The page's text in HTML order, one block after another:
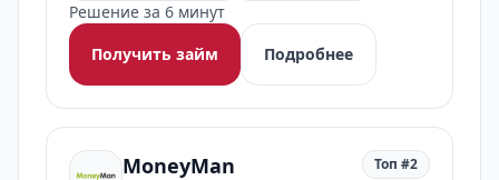
Решение за 6 минут
Получить займ
Подробнее
MoneyMan Топ #2